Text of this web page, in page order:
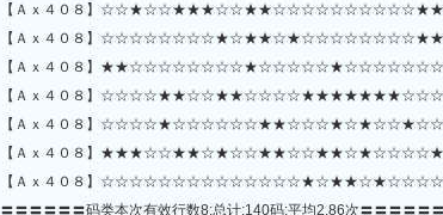
【Ａｘ４０８】
【Ａｘ４０８】
【Ａｘ４０８】
【Ａｘ４０８】
【Ａｘ４０８】
【Ａｘ４０８】
【Ａｘ４０８】
〓〓〓〓〓〓码类本次有效行数8;总计:140码;平均2.86次〓〓〓〓〓〓